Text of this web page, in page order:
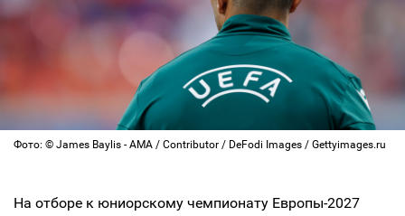
Фото: © James Baylis - AMA / Contributor / DeFodi Images / Gettyimages.ru
На отборе к юниорскому чемпионату Европы-2027